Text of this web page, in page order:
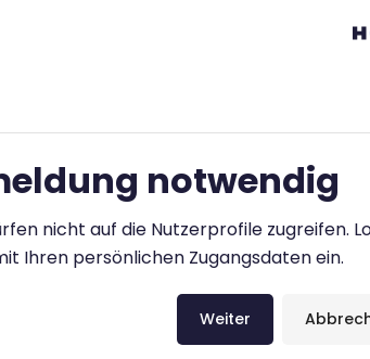
notwendig
nicht auf die Nutzerprofile zugreifen.
Ihren persönlichen Zugangsdaten ein.
Weiter